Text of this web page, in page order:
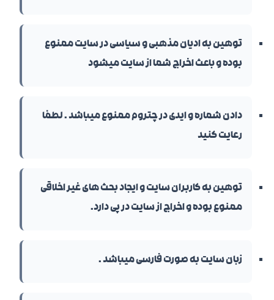
توهین به ادیان مذهبی و سیاسی در سایت ممنوع
بوده و باعث اخراج شما از سایت میشود
دادن شماره و ایدی در چتروم ممنوع میباشد . لطفا
رعایت کنید
توهین به کاربران سایت و ایجاد بحث های غیر اخلاقی
ممنوع بوده و اخراج از سایت در پی دارد.
زبان سایت به صورت فارسی میباشد .